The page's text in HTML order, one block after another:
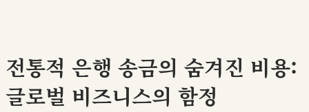
전통적 은행 송금의 숨겨진 비용:
글로벌 비즈니스의 함정